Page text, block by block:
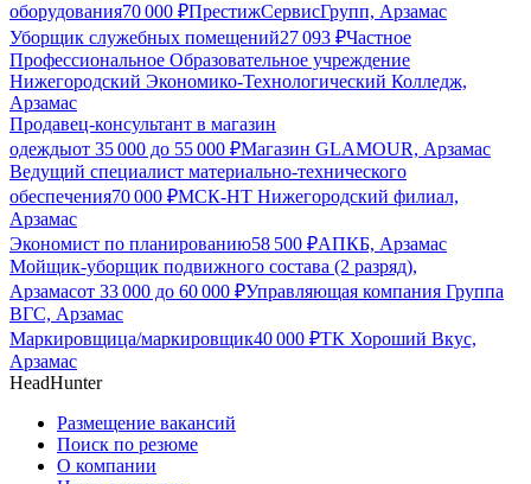
оборудования70 000 ₽ПрестижСервисГрупп, Арзамас
Уборщик служебных помещений27 093 ₽Частное
Профессиональное Образовательное учреждение
Нижегородский Экономико-Технологический Колледж,
Арзамас
Продавец-консультант в магазин
одеждыот 35 000 до 55 000 ₽Магазин GLAMOUR, Арзамас
Ведущий специалист материально-технического
обеспечения70 000 ₽МСК-НТ Нижегородский филиал,
Арзамас
Экономист по планированию58 500 ₽АПКБ, Арзамас
Мойщик-уборщик подвижного состава (2 разряд),
Арзамасот 33 000 до 60 000 ₽Управляющая компания Группа
ВГС, Арзамас
Маркировщица/маркировщик40 000 ₽ТК Хороший Вкус,
Арзамас
HeadHunter
Размещение вакансий
Поиск по резюме
О компании